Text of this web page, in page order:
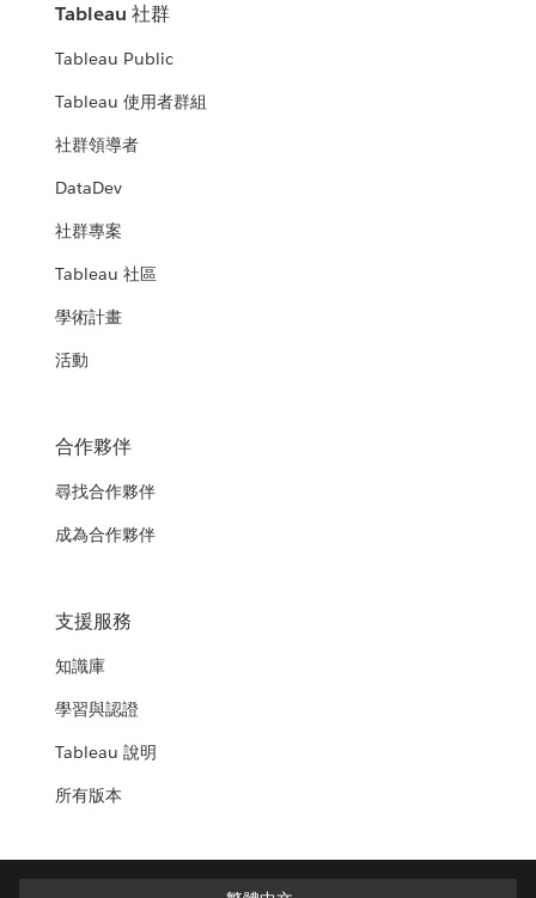
Tableau 社群
Tableau Public
Tableau 使用者群組
社群領導者
DataDev
社群專案
Tableau 社區
學術計畫
活動
合作夥伴
尋找合作夥伴
成為合作夥伴
支援服務
知識庫
學習與認證
Tableau 說明
所有版本